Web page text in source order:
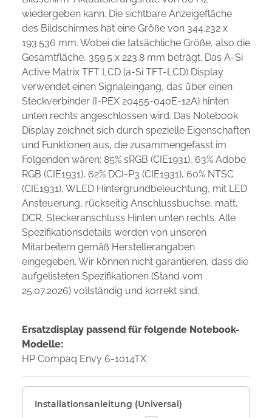
wiedergeben kann. Die sichtbare Anzeigefläche
des Bildschirmes hat eine Größe von 344.232 x
193.536 mm. Wobei die tatsächliche Größe, also die
Gesamtfläche, 359.5 x 223.8 mm beträgt. Das A-Si
Active Matrix TFT LCD (a-Si TFT-LCD) Display
verwendet einen Signaleingang, das über einen
Steckverbinder (I-PEX 20455-040E-12A) hinten
unten rechts angeschlossen wird. Das Notebook
Display zeichnet sich durch spezielle Eigenschaften
und Funktionen aus, die zusammengefasst im
Folgenden wären: 85% sRGB (CIE1931), 63% Adobe
RGB (CIE1931), 62% DCI-P3 (CIE1931), 60% NTSC
(CIE1931), WLED Hintergrundbeleuchtung, mit LED
Ansteuerung, rückseitig Anschlussbuchse, matt,
DCR, Steckeranschluss Hinten unten rechts. Alle
Spezifikationsdetails werden von unseren
Mitarbeitern gemäß Herstellerangaben
eingegeben. Wir können nicht garantieren, dass die
aufgelisteten Spezifikationen (Stand vom
25.07.2026) vollständig und korrekt sind.
Ersatzdisplay passend für folgende Notebook-
Modelle:
HP Compaq Envy 6-1014TX
Installationsanleitung (Universal)